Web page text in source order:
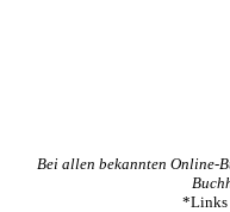
Bei allen bekannten Online-
*Links